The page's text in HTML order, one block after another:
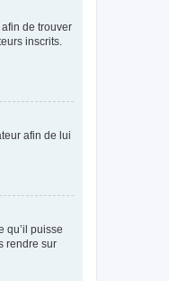
de trouver
inscrits.
afin de lui
qu’il puisse
rendre sur